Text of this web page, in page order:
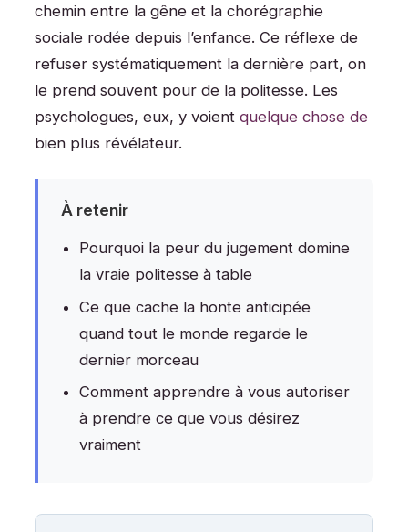
chemin entre la gêne et la chorégraphie
sociale rodée depuis l’enfance. Ce réflexe de
refuser systématiquement la dernière part, on
le prend souvent pour de la politesse. Les
psychologues, eux, y voient quelque chose de
bien plus révélateur.
À retenir
Pourquoi la peur du jugement domine
la vraie politesse à table
Ce que cache la honte anticipée
quand tout le monde regarde le
dernier morceau
Comment apprendre à vous autoriser
à prendre ce que vous désirez
vraiment